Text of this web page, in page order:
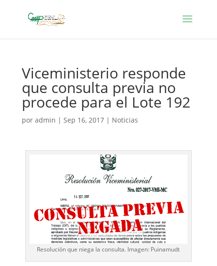
Viceministerio responde
que consulta previa no
procede para el Lote 192
por admin | Sep 16, 2017| Noticias
Resolución que niega la consulta. Imagen: Puinamudt